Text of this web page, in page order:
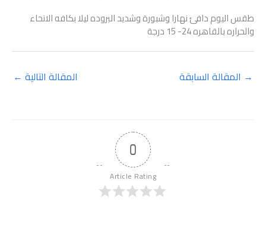
طقس اليوم دافئ نهارا وشبورة وشديد البروده ليلا بكافه الانحاء
والحراره بالقاهره 24- 15 درجة
→ المقالة السابقة المقالة التالية ←
0
Article Rating